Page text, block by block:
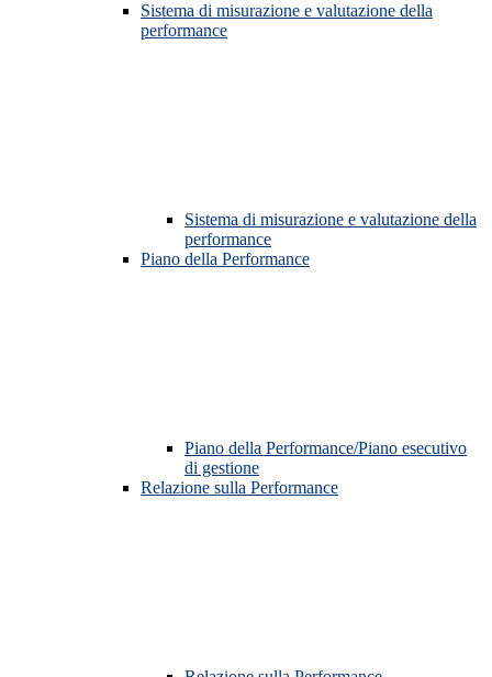
Sistema di misurazione e valutazione della
performance
Sistema di misurazione e valutazione della
performance
Piano della Performance
Piano della Performance/Piano esecutivo
di gestione
Relazione sulla Performance